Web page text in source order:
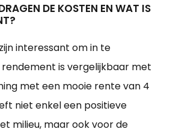
DE KOSTEN EN WAT IS
interessant om in te
is vergelijkbaar met
met een mooie rente van 4
niet enkel een positieve
milieu, maar ook voor de